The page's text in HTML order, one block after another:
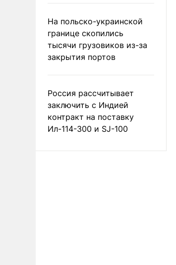
На польско-украинской
границе скопились
тысячи грузовиков из-за
закрытия портов
Россия рассчитывает
заключить с Индией
контракт на поставку
Ил-114-300 и SJ-100